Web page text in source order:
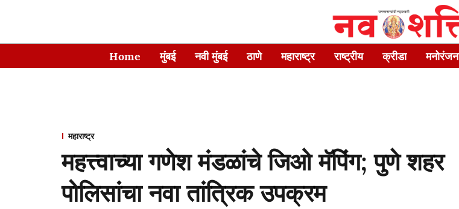
Home मुंबई नवी मुंबई ठाणे महाराष्ट्र राष्ट्रीय क्रीडा मनोरंजन
महाराष्ट्र
महत्त्वाच्या गणेश मंडळांचे जिओ मॅपिंग; पुणे शहर
पोलिसांचा नवा तांत्रिक उपक्रम